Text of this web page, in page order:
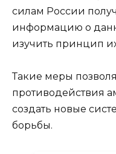
силам России
информацию о
изучить принцип
Такие меры
противодействия
создать новые
борьбы.